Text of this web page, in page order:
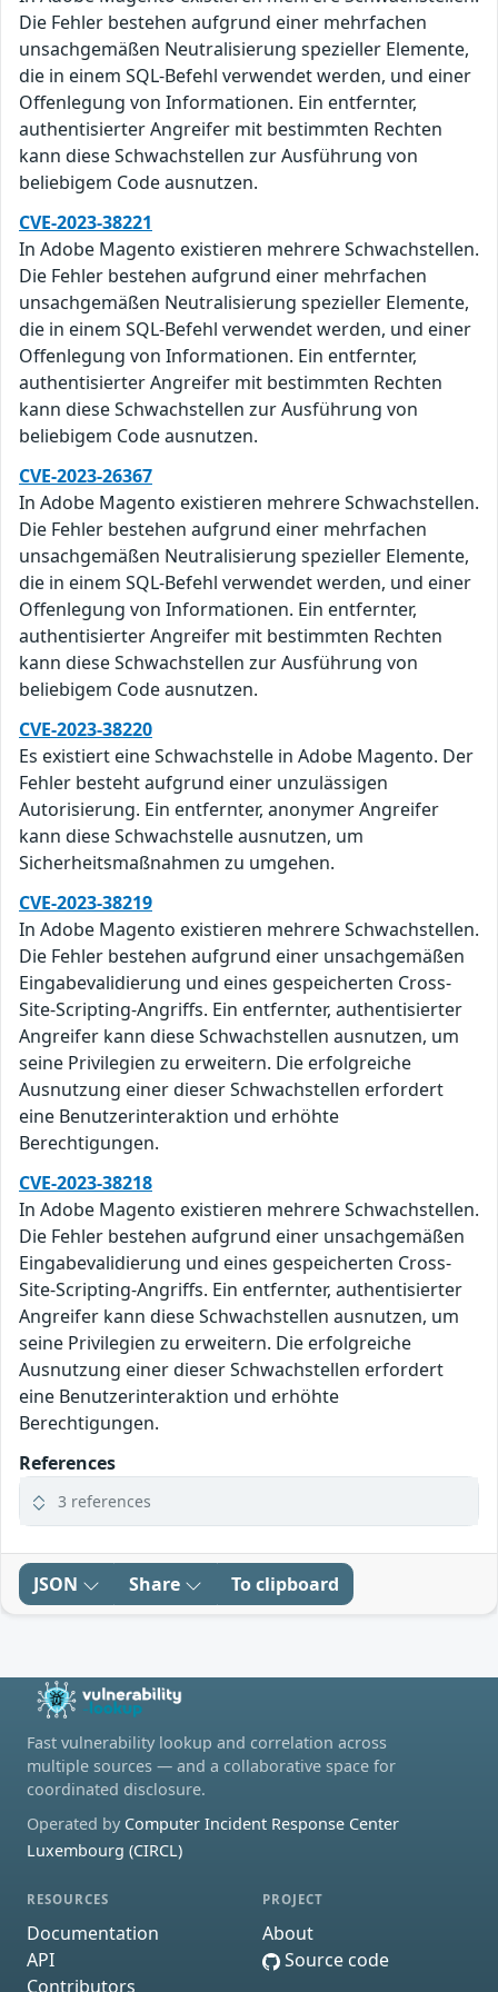
Die Fehler bestehen aufgrund einer mehrfachen
unsachgemäßen Neutralisierung spezieller Elemente,
die in einem SQL-Befehl verwendet werden, und einer
Offenlegung von Informationen. Ein entfernter,
authentisierter Angreifer mit bestimmten Rechten
kann diese Schwachstellen zur Ausführung von
beliebigem Code ausnutzen.
CVE-2023-38221
In Adobe Magento existieren mehrere Schwachstellen.
Die Fehler bestehen aufgrund einer mehrfachen
unsachgemäßen Neutralisierung spezieller Elemente,
die in einem SQL-Befehl verwendet werden, und einer
Offenlegung von Informationen. Ein entfernter,
authentisierter Angreifer mit bestimmten Rechten
kann diese Schwachstellen zur Ausführung von
beliebigem Code ausnutzen.
CVE-2023-26367
In Adobe Magento existieren mehrere Schwachstellen.
Die Fehler bestehen aufgrund einer mehrfachen
unsachgemäßen Neutralisierung spezieller Elemente,
die in einem SQL-Befehl verwendet werden, und einer
Offenlegung von Informationen. Ein entfernter,
authentisierter Angreifer mit bestimmten Rechten
kann diese Schwachstellen zur Ausführung von
beliebigem Code ausnutzen.
CVE-2023-38220
Es existiert eine Schwachstelle in Adobe Magento. Der
Fehler besteht aufgrund einer unzulässigen
Autorisierung. Ein entfernter, anonymer Angreifer
kann diese Schwachstelle ausnutzen, um
Sicherheitsmaßnahmen zu umgehen.
CVE-2023-38219
In Adobe Magento existieren mehrere Schwachstellen.
Die Fehler bestehen aufgrund einer unsachgemäßen
Eingabevalidierung und eines gespeicherten Cross-
Site-Scripting-Angriffs. Ein entfernter, authentisierter
Angreifer kann diese Schwachstellen ausnutzen, um
seine Privilegien zu erweitern. Die erfolgreiche
Ausnutzung einer dieser Schwachstellen erfordert
eine Benutzerinteraktion und erhöhte
Berechtigungen.
CVE-2023-38218
In Adobe Magento existieren mehrere Schwachstellen.
Die Fehler bestehen aufgrund einer unsachgemäßen
Eingabevalidierung und eines gespeicherten Cross-
Site-Scripting-Angriffs. Ein entfernter, authentisierter
Angreifer kann diese Schwachstellen ausnutzen, um
seine Privilegien zu erweitern. Die erfolgreiche
Ausnutzung einer dieser Schwachstellen erfordert
eine Benutzerinteraktion und erhöhte
Berechtigungen.
References
3 references
JSON Share To clipboard
Fast vulnerability lookup and correlation across
multiple sources — and a collaborative space for
coordinated disclosure.
Operated by Computer Incident Response Center
Luxembourg (CIRCL)
RESOURCES
Documentation
API
Contributors
PROJECT
About
Source code